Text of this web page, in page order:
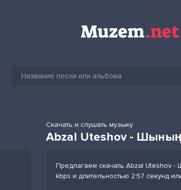
Скачать и слушать музыку
Abzal Uteshov -
Предлагаем скачать Abzal Uteshov
kbps и длительностью 2:57 секунд